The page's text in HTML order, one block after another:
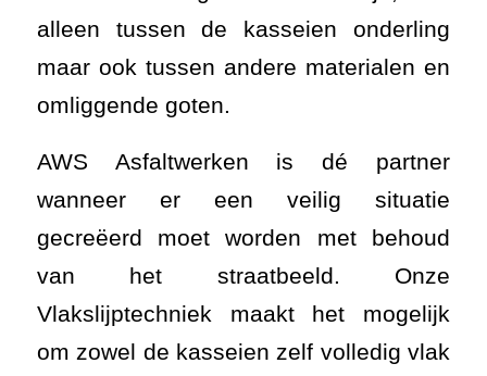
alleen tussen de kasseien onderling
maar ook tussen andere materialen en
omliggende goten.
AWS Asfaltwerken is dé partner
wanneer er een veilig situatie
gecreëerd moet worden met behoud
van het straatbeeld. Onze
Vlakslijptechniek maakt het mogelijk
om zowel de kasseien zelf volledig vlak